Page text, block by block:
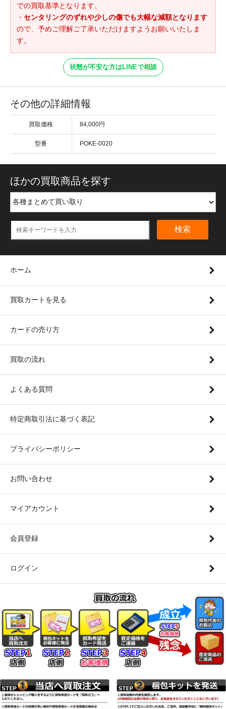
での買取基準となります。
・ センタリングのずれや少しの傷でも大幅な減額となります
ので、予めご理解ご了承いただけますようお願いいたしま
す。
状態が不安な方はLINEで相談
その他の詳細情報
買取価格 84,000円
型番 POKE-0020
ほかの買取商品を探す
検索
ホーム
買取カートを見る
カードの売り方
買取の流れ
よくある質問
特定商取引法に基づく表記
プライバシーポリシー
お問い合わせ
マイアカウント
会員登録
ログイン